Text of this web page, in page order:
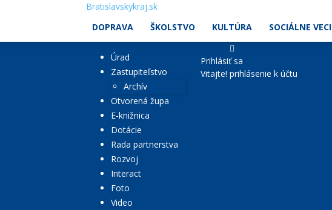
Bratislavskykraj.sk
DOPRAVA
ŠKOLSTVO KULTÚRA SOCIÁLNE VECI
Úrad
Zastupiteľstvo
Archív
Otvorená župa
E-knižnica
Dotácie
Rada partnerstva
Rozvoj
Interact
Foto
Video
Prihlásiť sa
Vitajte! prihlásenie k účtu